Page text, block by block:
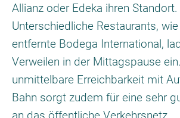
Allianz oder Edeka ihren Standort.
Unterschiedliche Restaurants,
entfernte Bodega International,
Verweilen in der Mittagspause
unmittelbare Erreichbarkeit mit
Bahn sorgt zudem für eine sehr
an das öffentliche Verkehrsnetz.